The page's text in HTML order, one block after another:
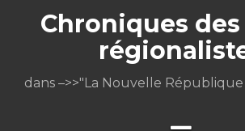
Chroniques
dans –>>"La Nouvelle